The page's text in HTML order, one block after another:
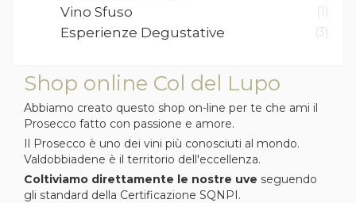
Vino Sfuso (1)
Esperienze Degustative (3)
Shop online Col del Lupo
Abbiamo creato questo shop on-line per te che ami il
Prosecco fatto con passione e amore.
Il Prosecco è uno dei vini più conosciuti al mondo.
Valdobbiadene è il territorio dell'eccellenza.
Coltiviamo direttamente le nostre uve seguendo
gli standard della Certificazione SQNPI.